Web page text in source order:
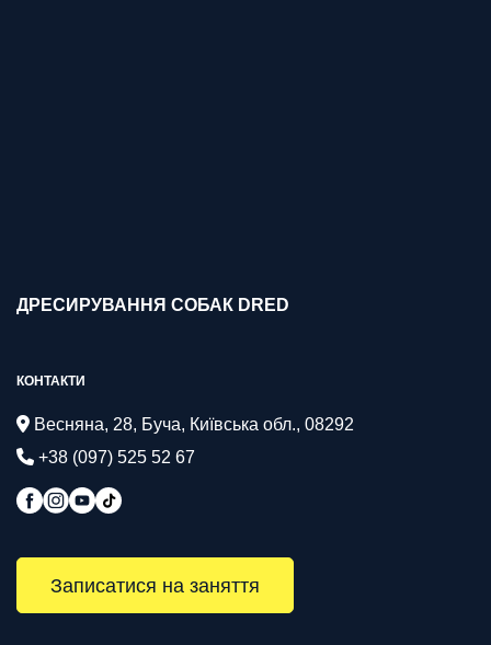
ДРЕСИРУВАННЯ СОБАК DRED
КОНТАКТИ
Весняна, 28, Буча, Київська обл., 08292
+38 (097) 525 52 67
Записатися на заняття